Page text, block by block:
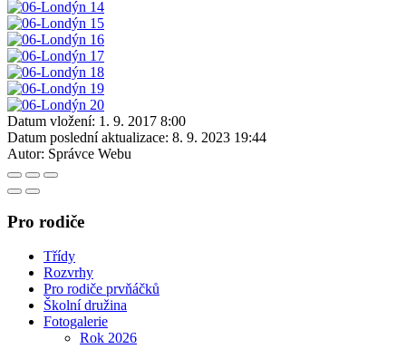
Datum vložení: 1. 9. 2017 8:00
Datum poslední aktualizace: 8. 9. 2023 19:44
Autor: Správce Webu
Pro rodiče
Třídy
Rozvrhy
Pro rodiče prvňáčků
Školní družina
Fotogalerie
Rok 2026